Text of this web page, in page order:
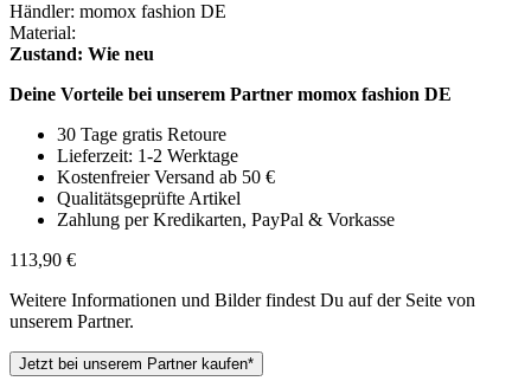
Händler: momox fashion DE
Material:
Zustand: Wie neu
Deine Vorteile bei unserem Partner momox fashion DE
30 Tage gratis Retoure
Lieferzeit: 1-2 Werktage
Kostenfreier Versand ab 50 €
Qualitätsgeprüfte Artikel
Zahlung per Kredikarten, PayPal & Vorkasse
113,90 €
Weitere Informationen und Bilder findest Du auf der Seite von
unserem Partner.
Jetzt bei unserem Partner kaufen*